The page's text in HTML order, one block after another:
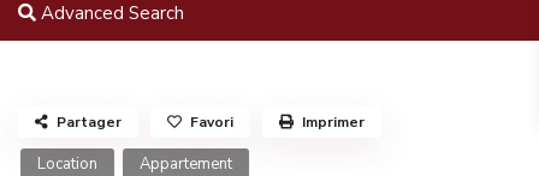
Advanced Search
Location Appartement
Partager Favori Imprimer